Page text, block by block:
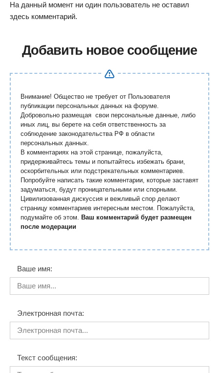
На данный момент ни один пользователь не оставил
здесь комментарий.
Добавить новое сообщение
Внимание! Общество не требует от Пользователя
публикации персональных данных на форуме.
Добровольно размещая свои персональные данные, либо
иных лиц, вы берете на себя ответственность за
соблюдение законодательства РФ в области
персональных данных.
В комментариях на этой странице, пожалуйста,
придерживайтесь темы и попытайтесь избежать брани,
оскорбительных или подстрекательных комментариев.
Попробуйте написать такие комментарии, которые заставят
задуматься, будут проницательными или спорными.
Цивилизованная дискуссия и вежливый спор делают
страницу комментариев интересным местом. Пожалуйста,
подумайте об этом. Ваш комментарий будет размещен
после модерации
Ваше имя:
Электронная почта:
Текст сообщения: